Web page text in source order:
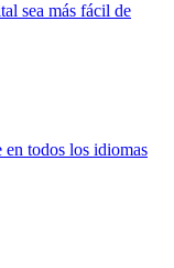
sea más fácil de
todos los idiomas